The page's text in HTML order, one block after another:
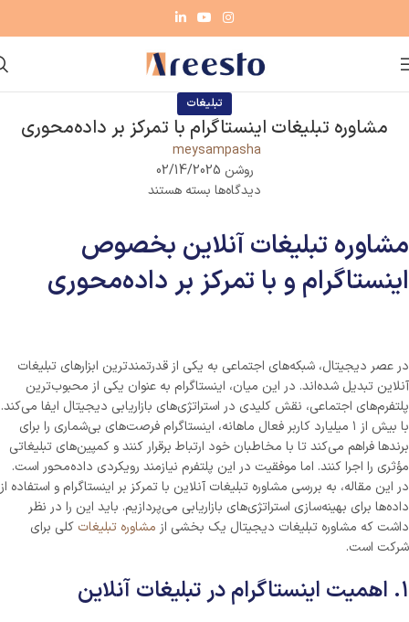
تبلیغات
مشاوره تبلیغات اینستاگرام با تمرکز بر داده‌محوری
meysampasha
روشن 02/14/2025
دیدگاه‌ها بسته هستند
مشاوره تبلیغات آنلاین بخصوص
اینستاگرام و با تمرکز بر داده‌محوری
در عصر دیجیتال، شبکه‌های اجتماعی به یکی از قدرتمندترین ابزارهای تبلیغات
آنلاین تبدیل شده‌اند. در این میان، اینستاگرام به عنوان یکی از محبوب‌ترین
پلتفرم‌های اجتماعی، نقش کلیدی در استراتژی‌های بازاریابی دیجیتال ایفا می‌کند.
با بیش از ۱ میلیارد کاربر فعال ماهانه، اینستاگرام فرصت‌های بی‌شماری را برای
برندها فراهم می‌کند تا با مخاطبان خود ارتباط برقرار کنند و کمپین‌های تبلیغاتی
مؤثری را اجرا کنند. اما موفقیت در این پلتفرم نیازمند رویکردی داده‌محور است.
در این مقاله، به بررسی مشاوره تبلیغات آنلاین با تمرکز بر اینستاگرام و استفاده از
داده‌ها برای بهینه‌سازی استراتژی‌های بازاریابی می‌پردازیم. باید این را در نظر
داشت که مشاوره تبلیغات دیجیتال یک بخشی از مشاوره تبلیغات کلی برای
شرکت است.
۱. اهمیت اینستاگرام در تبلیغات آنلاین